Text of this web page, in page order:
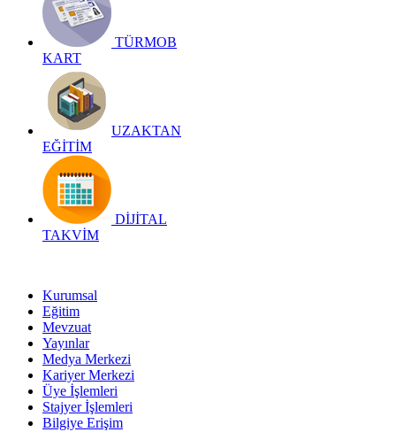
TÜRMOB
KART
UZAKTAN
EĞİTİM
DİJİTAL
TAKVİM
Kurumsal
Eğitim
Mevzuat
Yayınlar
Medya Merkezi
Kariyer Merkezi
Üye İşlemleri
Stajyer İşlemleri
Bilgiye Erişim